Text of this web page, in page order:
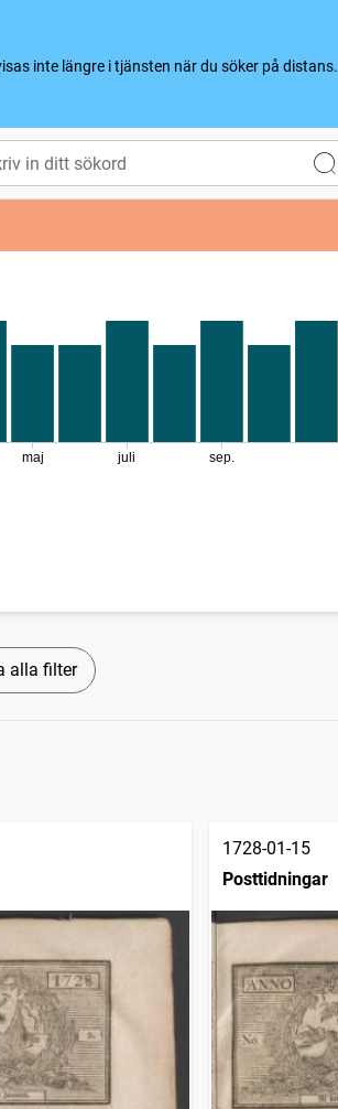
inte längre i tjänsten när du söker på distans.
maj juli sep.
alla filter
1728-01-15
Posttidningar